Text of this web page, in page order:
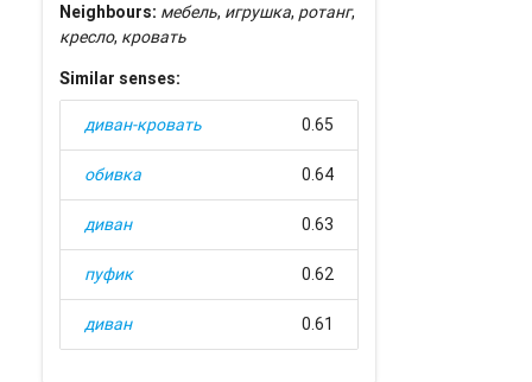
Neighbours: мебель, игрушка, ротанг,
кресло, кровать
Similar senses:
диван-кровать 0.65
обивка 0.64
диван 0.63
пуфик 0.62
диван 0.61